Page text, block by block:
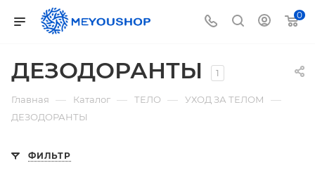
0
ДЕЗОДОРАНТЫ 1
Главная — Каталог — ТЕЛО — УХОД ЗА ТЕЛОМ —
ДЕЗОДОРАНТЫ
ФИЛЬТР